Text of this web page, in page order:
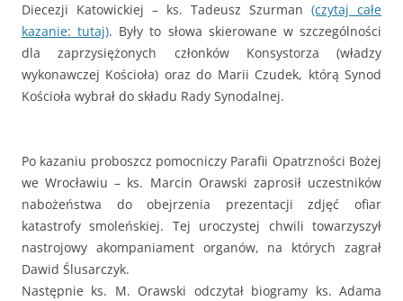
Diecezji Katowickiej – ks. Tadeusz Szurman (czytaj całe
kazanie: tutaj). Były to słowa skierowane w szczególności
dla zaprzysiężonych członków Konsystorza (władzy
wykonawczej Kościoła) oraz do Marii Czudek, którą Synod
Kościoła wybrał do składu Rady Synodalnej.
Po kazaniu proboszcz pomocniczy Parafii Opatrzności Bożej
we Wrocławiu – ks. Marcin Orawski zaprosił uczestników
nabożeństwa do obejrzenia prezentacji zdjęć ofiar
katastrofy smoleńskiej. Tej uroczystej chwili towarzyszył
nastrojowy akompaniament organów, na których zagrał
Dawid Ślusarczyk.
Następnie ks. M. Orawski odczytał biogramy ks. Adama